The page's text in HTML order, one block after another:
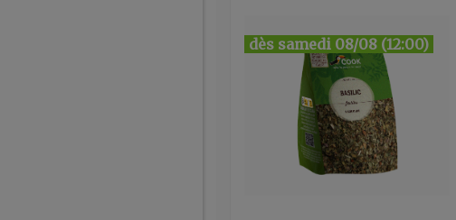
dès samedi 08/08 (12:00)